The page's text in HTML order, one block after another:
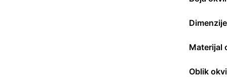
Materijal
Oblik